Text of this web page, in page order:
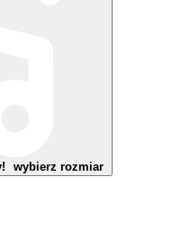
wybierz rozmiar